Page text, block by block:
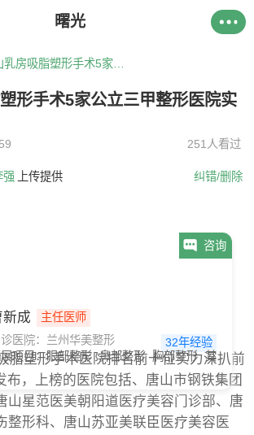
曙光
形手术5家公立三甲整形医院实
251人看过
强 上传提供 纠错/删除
新成
主任医师
32年经验
医院：兰州华美整形
项目：眼部整形 鼻部整形 胸部整形 其他 抗
咨询
脂塑形手术医院排名前十位实力深扒前
布，上榜的医院包括、唐山市钢铁集团
山星范医美朝阳道医疗美容门诊部、唐
整形科、唐山苏亚美联臣医疗美容医